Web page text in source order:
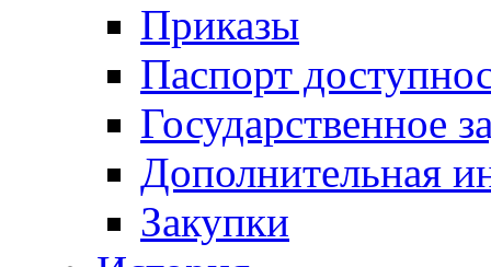
Приказы
Паспорт
Государственное
Дополнительная
Закупки